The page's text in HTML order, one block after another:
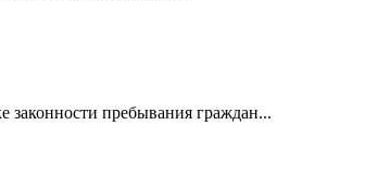
пребывания граждан...